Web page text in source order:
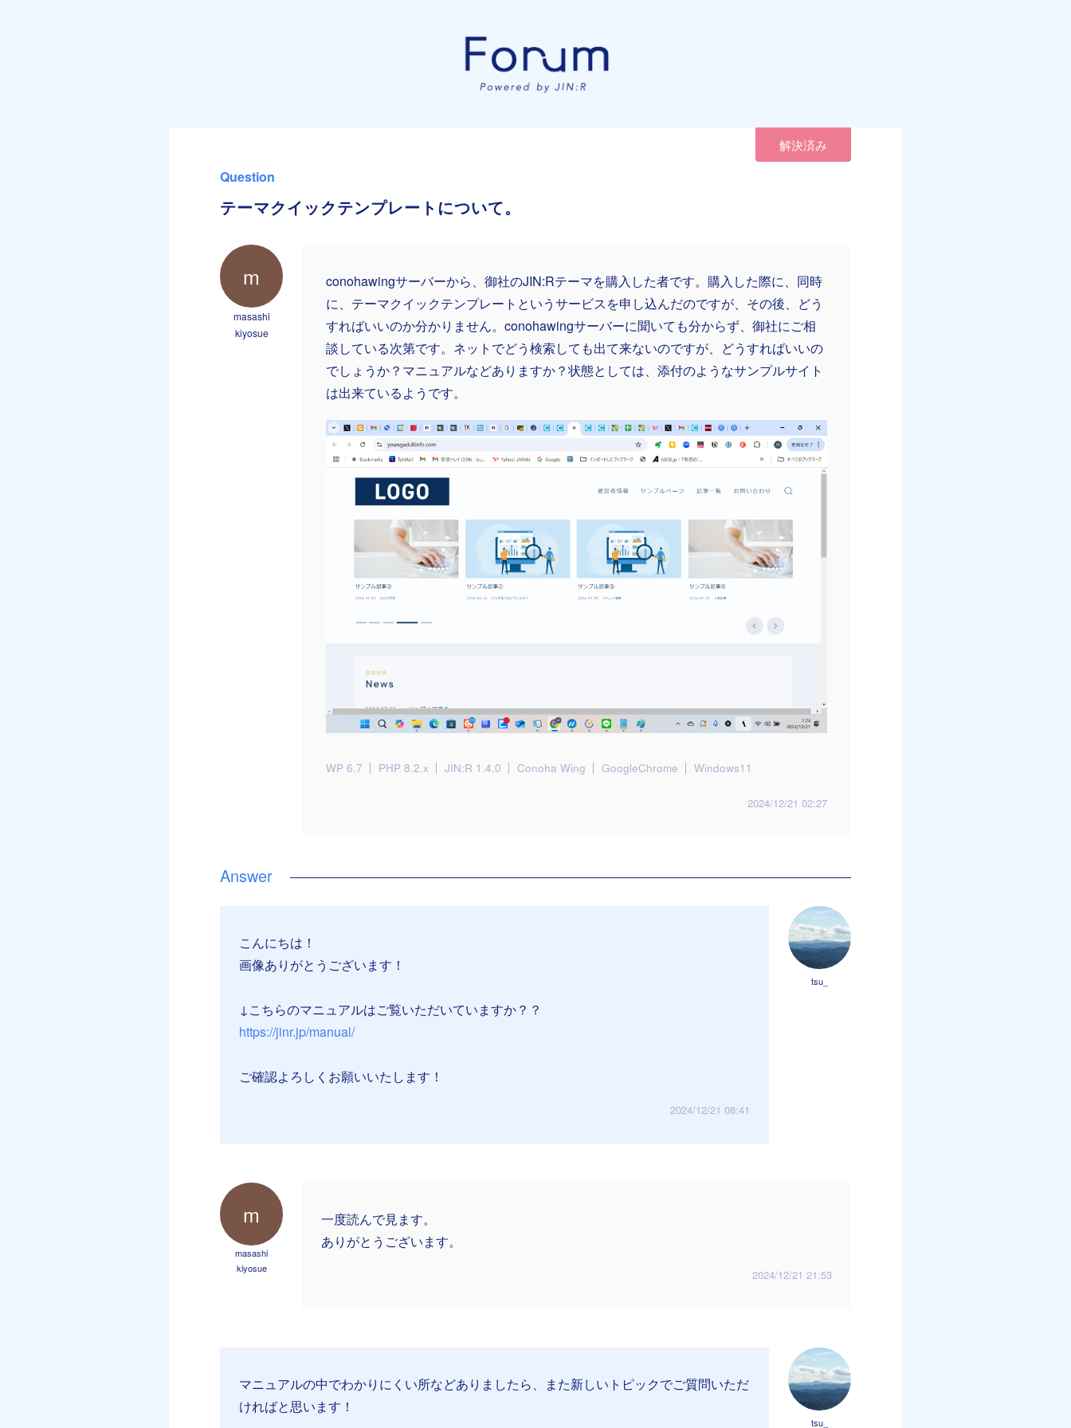
解決済み
Question
テーマクイックテンプレートについて。
m
masashi
kiyosue
conohawingサーバーから、御社のJIN:Rテーマを購入した者です。購入した際に、同時
に、テーマクイックテンプレートというサービスを申し込んだのですが、その後、どう
すればいいのか分かりません。conohawingサーバーに聞いても分からず、御社にご相
談している次第です。ネットでどう検索しても出て来ないのですが、どうすればいいの
でしょうか？マニュアルなどありますか？状態としては、添付のようなサンプルサイト
は出来ているようです。
WP 6.7 PHP 8.2.x JIN:R 1.4.0 Conoha Wing GoogleChrome Windows11
2024/12/21 02:27
tsu_
こんにちは！
画像ありがとうございます！
↓こちらのマニュアルはご覧いただいていますか？？
https://jinr.jp/manual/
ご確認よろしくお願いいたします！
2024/12/21 08:41
m
masashi
kiyosue
一度読んで見ます。
ありがとうございます。
2024/12/21 21:53
tsu_
マニュアルの中でわかりにくい所などありましたら、また新しいトピックでご質問いただ
ければと思います！